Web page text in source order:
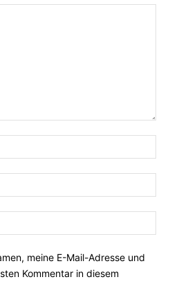
meine E-Mail-Adresse und
Kommentar in diesem